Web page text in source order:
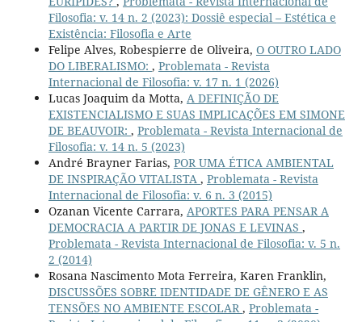
Filosofia: v. 14 n. 2 (2023): Dossiê especial – Estética e
Existência: Filosofia e Arte
Felipe Alves, Robespierre de Oliveira, O OUTRO LADO
DO LIBERALISMO: , Problemata - Revista
Internacional de Filosofia: v. 17 n. 1 (2026)
Lucas Joaquim da Motta, A DEFINIÇÃO DE
EXISTENCIALISMO E SUAS IMPLICAÇÕES EM SIMONE
DE BEAUVOIR: , Problemata - Revista Internacional de
Filosofia: v. 14 n. 5 (2023)
André Brayner Farias, POR UMA ÉTICA AMBIENTAL
DE INSPIRAÇÃO VITALISTA , Problemata - Revista
Internacional de Filosofia: v. 6 n. 3 (2015)
Ozanan Vicente Carrara, APORTES PARA PENSAR A
DEMOCRACIA A PARTIR DE JONAS E LEVINAS ,
Problemata - Revista Internacional de Filosofia: v. 5 n.
2 (2014)
Rosana Nascimento Mota Ferreira, Karen Franklin,
DISCUSSÕES SOBRE IDENTIDADE DE GÊNERO E AS
TENSÕES NO AMBIENTE ESCOLAR, Problemata -